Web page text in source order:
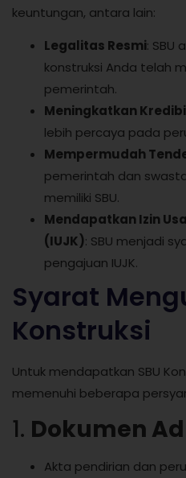
keuntungan, antara lain:
Legalitas Resmi: SBU
konstruksi Anda telah
pemerintah.
Meningkatkan
lebih percaya pada
Mempermudah
pemerintah dan
memiliki SBU.
Mendapatkan Izin
(IUJK): SBU menjadi
pengajuan IUJK.
Syarat
Konstruksi
Untuk mendapatkan SBU
memenuhi beberapa
1. Dokumen
Akta pendirian dan